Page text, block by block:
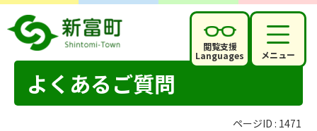
閲覧支援
Languages メニュー
よくあるご質問
ページID : 1471